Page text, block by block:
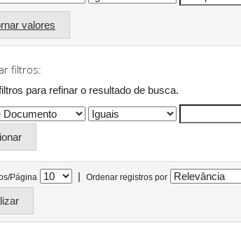
valores
filtros:
para refinar o resultado de busca.
Página | Ordenar registros por